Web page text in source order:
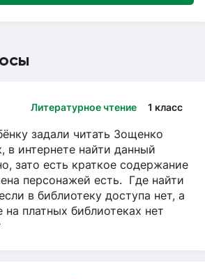
Литературное чтение 1 класс
задали читать Зощенко
в интернете найти данный
зато есть краткое содержание
персонажей есть. Где найти
в библиотеку доступа нет, а
на платных библиотеках нет